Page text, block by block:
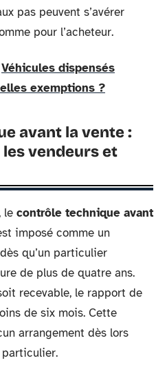
pas peuvent s’avérer
pour l’acheteur.
Véhicules dispensés
exemptions ?
avant la vente :
vendeurs et
le contrôle technique avant
imposé comme un
qu’un particulier
de plus de quatre ans.
recevable, le rapport de
de six mois. Cette
arrangement dès lors
particulier.